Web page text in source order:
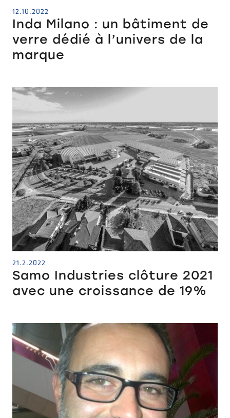
12.10.2022
Inda Milano : un bâtiment de
verre dédié à l’univers de la
marque
21.2.2022
Samo Industries clôture 2021
avec une croissance de 19%